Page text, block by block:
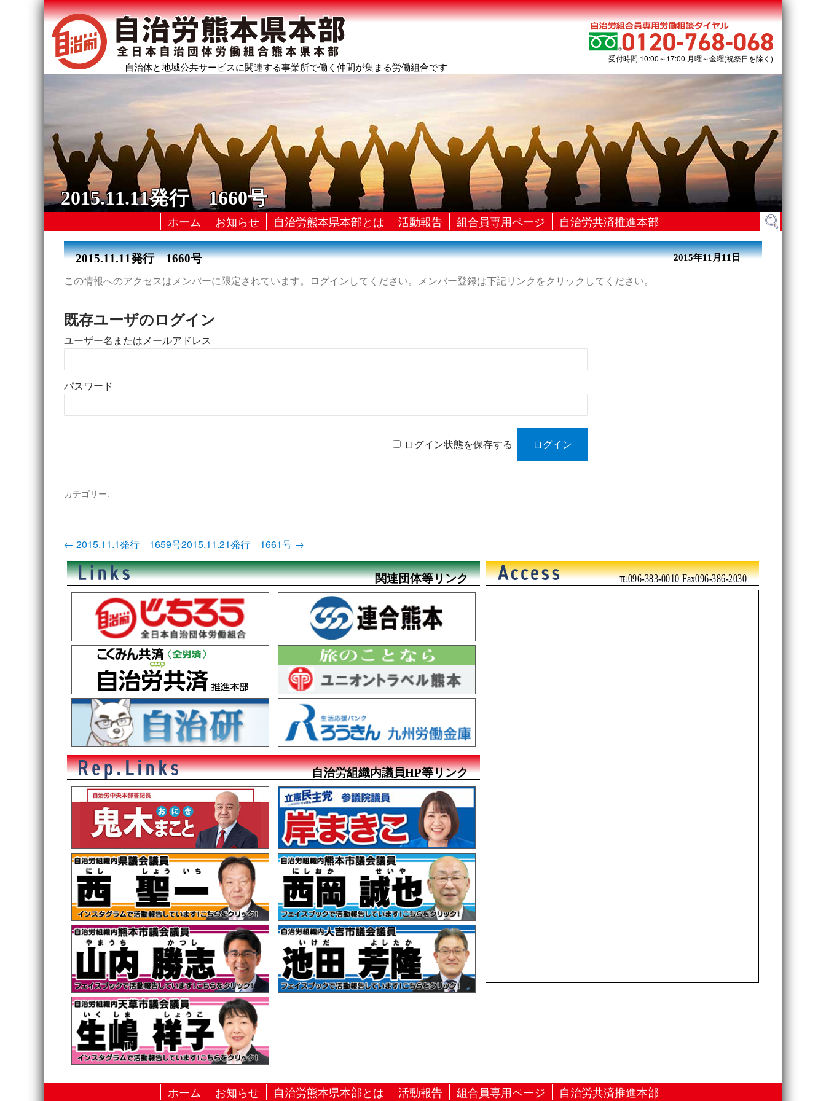
―自治体と地域公共サービスに関連する事業所で働く仲間が集まる労働組合です―
受付時間 10:00～17:00 月曜～金曜(祝祭日を除く)
2015.11.11発行 1660号
ホーム お知らせ 自治労熊本県本部とは 活動報告 組合員専用ページ 自治労共済推進本部
検
索:
2015.11.11発行 1660号 2015年11月11日
この情報へのアクセスはメンバーに限定されています。ログインしてください。メンバー登録は下記リンクをクリックしてください。
既存ユーザのログイン
ユーザー名またはメールアドレス
パスワード
ログイン状態を保存する
カテゴリー:
投
ナ
ビ
ゲ
← 2015.11.1発行 1659号2015.11.21発行 1661号 →
関連団体等リンク
自治労組織内議員HP等リンク
℡096-383-0010 Fax096-386-2030
ホーム お知らせ 自治労熊本県本部とは 活動報告 組合員専用ページ 自治労共済推進本部